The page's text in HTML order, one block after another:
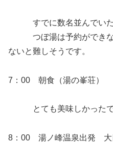
すでに数名並んでいた
つぼ湯は予約ができな
ないと難しそうです。
7：00 朝食（湯の峯荘）
とても美味しかったで
8：00 湯ノ峰温泉出発 大